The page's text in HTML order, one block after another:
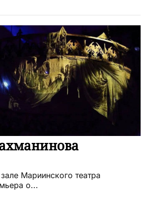
Мариинского театра
о...